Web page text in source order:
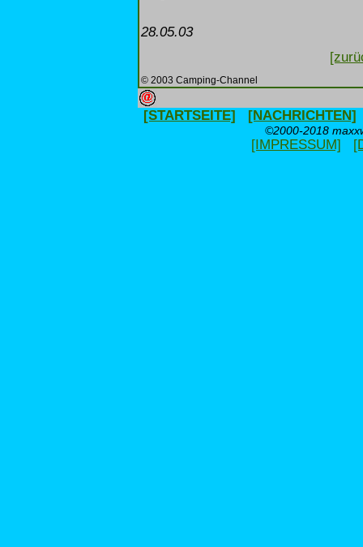
28.05.03
© 2003 Camping-Channel
[STARTSEITE] [NACHRICHTEN]
©2000-2018
[IMPRESSUM]